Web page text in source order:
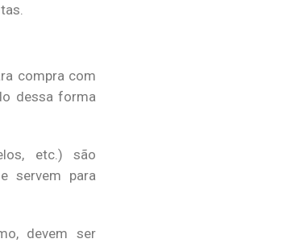
compra com
dessa forma
etc.) são
servem para
devem ser